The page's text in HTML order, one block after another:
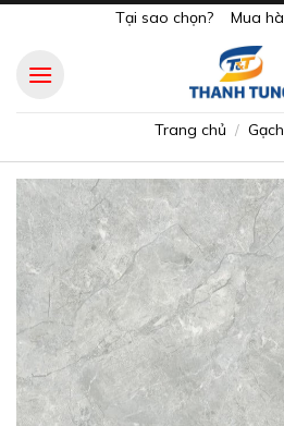
content
Tại sao chọn? Mua
Trang chủ /